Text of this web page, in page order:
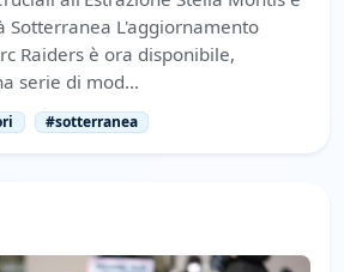
Sotterranea L'aggiornamento
Raiders è ora disponibile,
serie di mod…
#sotterranea